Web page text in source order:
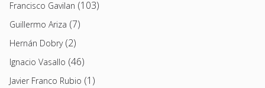
Francisco Gavilan (103)
Guillermo Ariza (7)
Hernán Dobry(2)
Ignacio Vasallo (46)
Javier Franco Rubio (1)